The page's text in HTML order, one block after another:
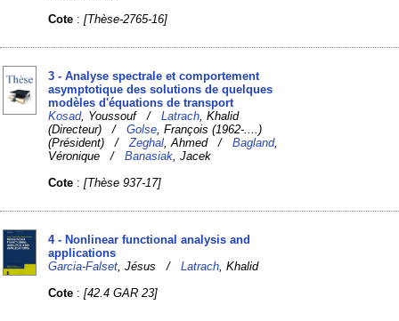
Cote :[Thèse-2765-16]
3 - Analyse spectrale et comportement
asymptotique des solutions de quelques
modèles d'équations de transport
Kosad, Youssouf /Latrach , Khalid
(Directeur) /Golse , François (1962-....)
(Président) /Zeghal , Ahmed /Bagland,
Véronique /Banasiak , Jacek
Cote :[Thèse 937-17]
4 - Nonlinear functional analysis and
applications
Garcia-Falset , Jésus /Latrach , Khalid
Cote :[42.4 GAR 23]